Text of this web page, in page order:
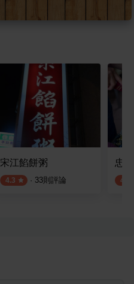
宋江餡餅粥
4.3 · 33則評論
忠
4.3